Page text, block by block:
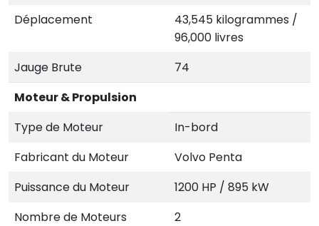
Déplacement
43,545 kilogrammes /
96,000 livres
Jauge Brute
74
Moteur & Propulsion
Type de Moteur
In-bord
Fabricant du Moteur
Volvo Penta
Puissance du Moteur
1200 HP / 895 kW
Nombre de Moteurs
2